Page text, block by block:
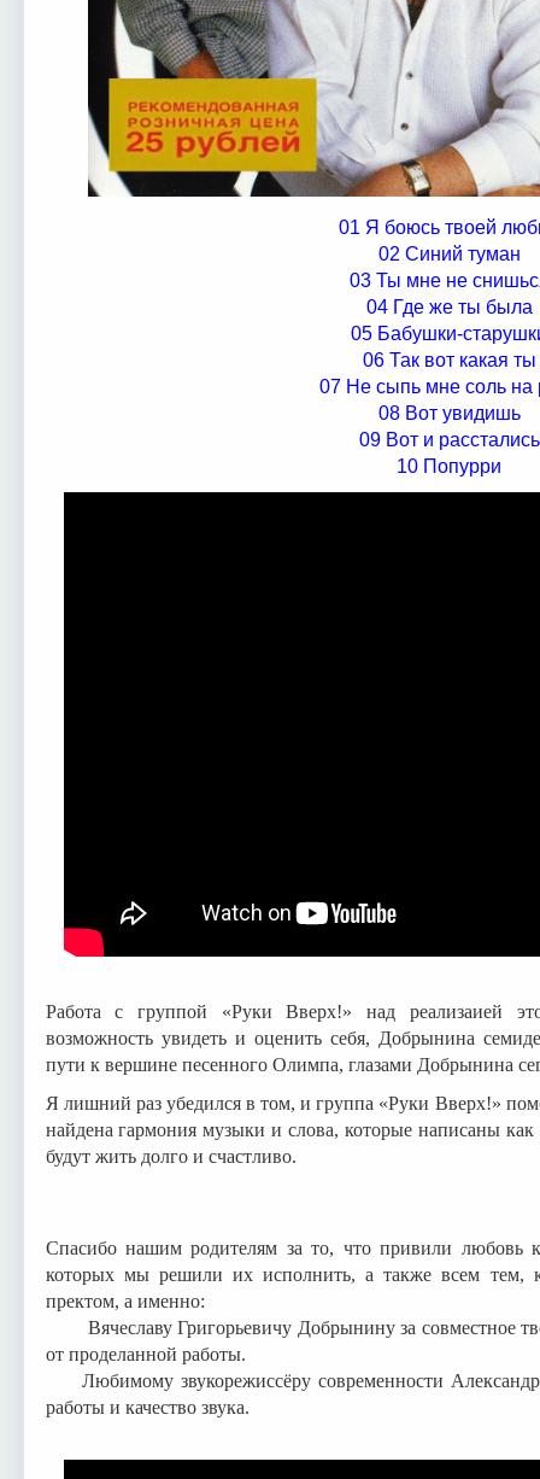
01 Я боюсь твоей
02 Синий туман
03 Ты мне не
04 Где же ты была
05 Бабушки-
06 Так вот какая ты
07 Не сыпь мне соль на
08 Вот увидишь
09 Вот и расстались
10 Попурри
Работа с группой «Руки Вверх!» над реализаией
возможность увидеть и оценить себя, Добрынина
пути к вершине песенного Олимпа, глазами Добрынина
Я лишний раз убедился в том, и группа «Руки Вверх!»
найдена гармония музыки и слова, которые написаны
будут жить долго и счастливо.
Спасибо нашим родителям за то, что привили любовь
которых мы решили их исполнить, а также всем тем,
пректом, а именно:
Вячеславу Григорьевичу Добрынину за совместное
от проделанной работы.
Любимому звукорежиссёру современности
работы и качество звука.